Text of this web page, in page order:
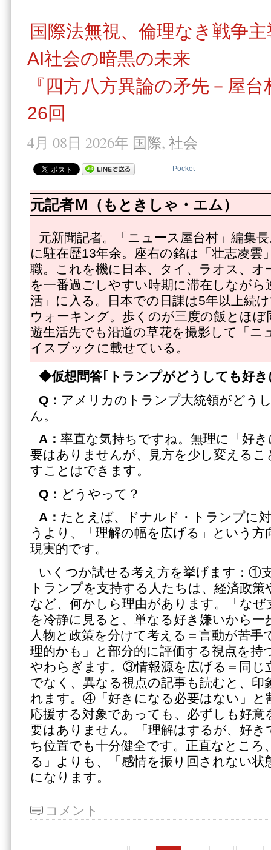
国際法無視、倫理なき戦争主
AI社会の暗黒の未来
『四方八方異論の矛先－屋
26回
4月 08日 2026年 国際, 社会
Pocket
元記者Ｍ（もときしゃ・エム）
元新聞記者。「ニュース屋台村」編集
に駐在歴13年余。座右の銘は「壮志凌雲
職。これを機に日本、タイ、ラオス、オ
を一番過ごしやすい時期に滞在しながら
活」に入る。日本での日課は5年以上続
ウォーキング。歩くのが三度の飯とほ
遊生活先でも沿道の草花を撮影して「ニ
イスブックに載せている。
◆仮想問答｢トランプがどうしても好
Q： アメリカのトランプ大統領がどう
ん。
A： 率直な気持ちですね。無理に「好
要はありませんが、見方を少し変える
すことはできます。
Q： どうやって？
A： たとえば、ドナルド・トランプに
うより、「理解の幅を広げる」という
現実的です。
いくつか試せる考え方を挙げます：①
トランプを支持する人たちは、経済政策
など、何かしら理由があります。「な
を冷静に見ると、単なる好き嫌いから
人物と政策を分けて考える＝言動が苦手
理的かも」と部分的に評価する視点を持
やわらぎます。③情報源を広げる＝同じ
でなく、異なる視点の記事も読むと、印
れます。④「好きになる必要はない」と
応援する対象であっても、必ずしも好意
要はありません。「理解はするが、好
ち位置でも十分健全です。正直なところ
る」よりも、「感情を振り回されない状
になります。
コメント